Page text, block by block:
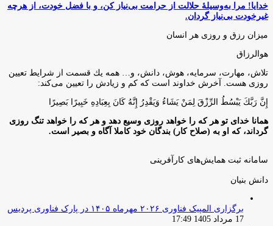
خدایا! مرا به‌وسیلۀ حلالت از حرامت بی‌نیاز کن، و با فضل خودت، از هرچه
غیرخودت بی‌نیاز گردان.
میزان رزق و روزی هر انسان
هوالرزاق
تلاش، مهارت، سرمايه، هوش، دانش، و… همه يك قسمت از شرايط تعيين
روزى هست. آخرش خداوند است كه كم و زيادش را تعيين مى‌كند:
إِنَّ رَبَّكَ يَبْسُطُ الرِّزْقَ لِمَنْ يَشَاءُ وَيَقْدِرُ إِنَّهُ كَانَ بِعِبَادِهِ خَبِيرًا بَصِيرًا
همانا خدای تو هر که را خواهد روزی وسیع دهد و هر که را خواهد تنگ روزی
گرداند، که او به (صلاح کار) بندگان خود کاملا آگاه و بصیر است.
سامانه ثبت همایش‌های کارآفرینی
دانش‌ بنیان‌
برگزاری المپیک فناوری ۲۰۲۶ مهرماه ۱۴۰۵ در پارک فناوری پردیس
17 مرداد 1405 17:49